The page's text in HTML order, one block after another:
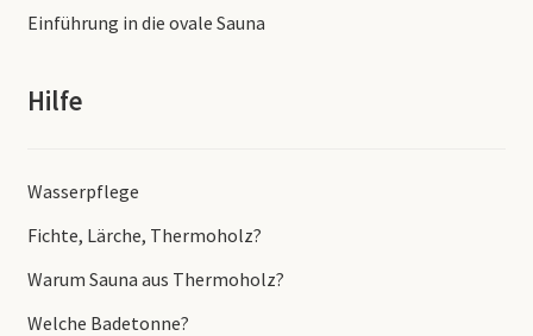
Einführung in die ovale Sauna
Hilfe
Wasserpflege
Fichte, Lärche, Thermoholz?
Warum Sauna aus Thermoholz?
Welche Badetonne?